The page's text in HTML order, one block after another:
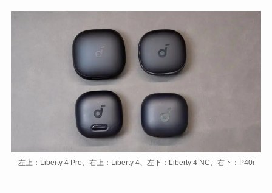
左上：Liberty 4 Pro、右上：Liberty 4、左下：Liberty 4 NC、右下：P40i